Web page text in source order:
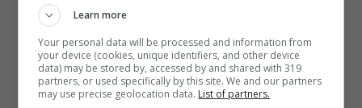
Learn more
Your personal data will be processed and information from
your device (cookies, unique identifiers, and other device
data) may be stored by, accessed by and shared with 319
partners, or used specifically by this site. We and our partners
may use precise geolocation data. List of partners.